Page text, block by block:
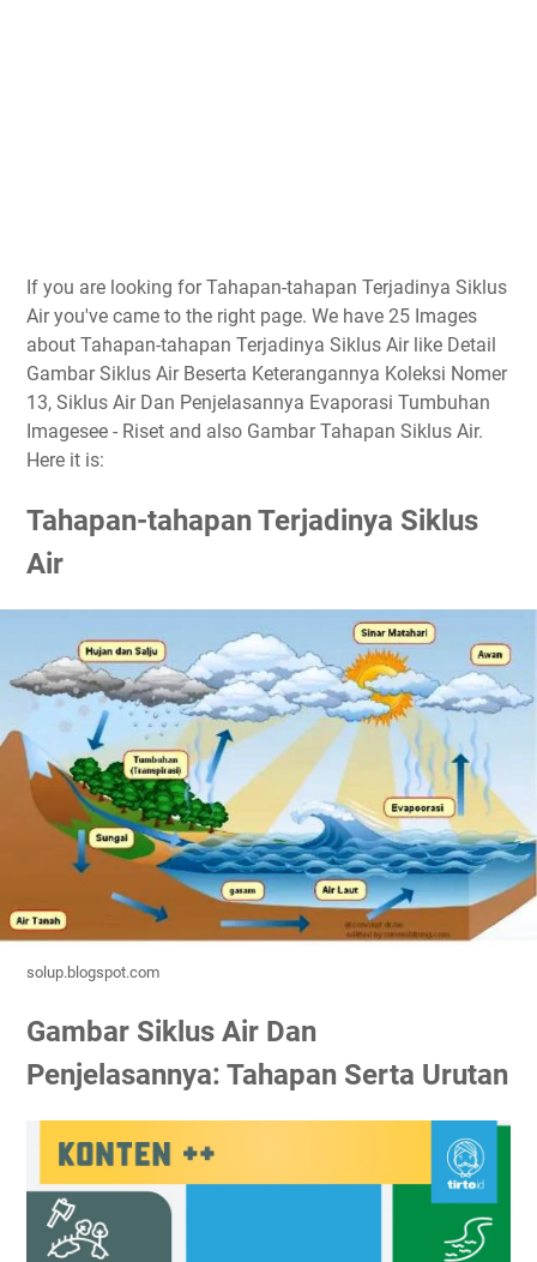
If you are looking for Tahapan-tahapan Terjadinya Siklus
Air you've came to the right page. We have 25 Images
about Tahapan-tahapan Terjadinya Siklus Air like Detail
Gambar Siklus Air Beserta Keterangannya Koleksi Nomer
13, Siklus Air Dan Penjelasannya Evaporasi Tumbuhan
Imagesee - Riset and also Gambar Tahapan Siklus Air.
Here it is:
Tahapan-tahapan Terjadinya Siklus
Air
solup.blogspot.com
Gambar Siklus Air Dan
Penjelasannya: Tahapan Serta Urutan